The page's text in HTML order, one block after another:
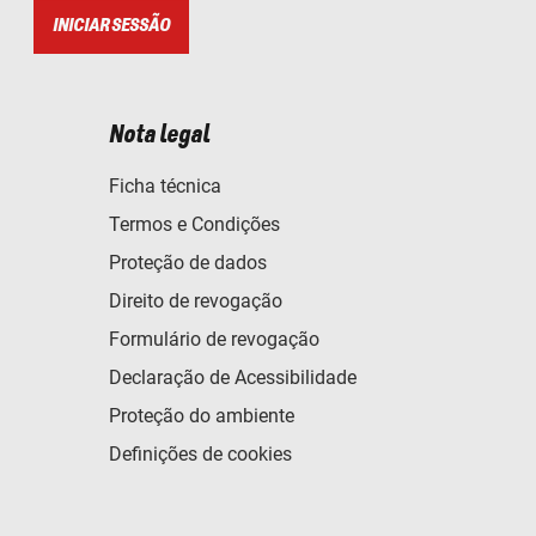
INICIAR SESSÃO
Nota legal
Ficha técnica
Termos e Condições
Proteção de dados
Direito de revogação
Formulário de revogação
Declaração de Acessibilidade
Proteção do ambiente
Definições de cookies